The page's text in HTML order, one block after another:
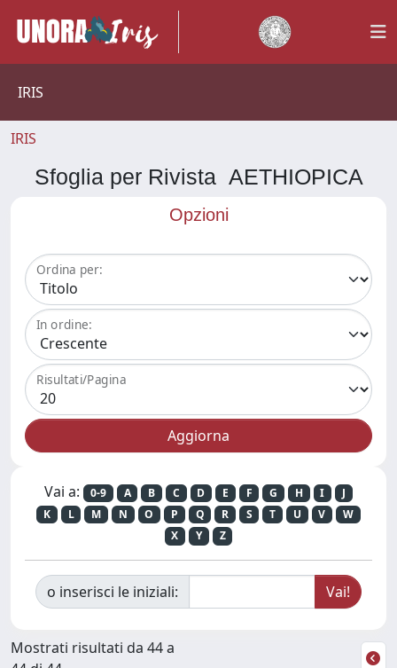
IRIS
IRIS
Sfoglia per Rivista AETHIOPICA
Opzioni
Ordina per:
In ordine:
Risultati/Pagina
Vai a: 0-9 A B C D E F G H I
J
K
L M N O P Q R S T U V
W
X
Y Z
o inserisci le iniziali:
Mostrati risultati da 44 a